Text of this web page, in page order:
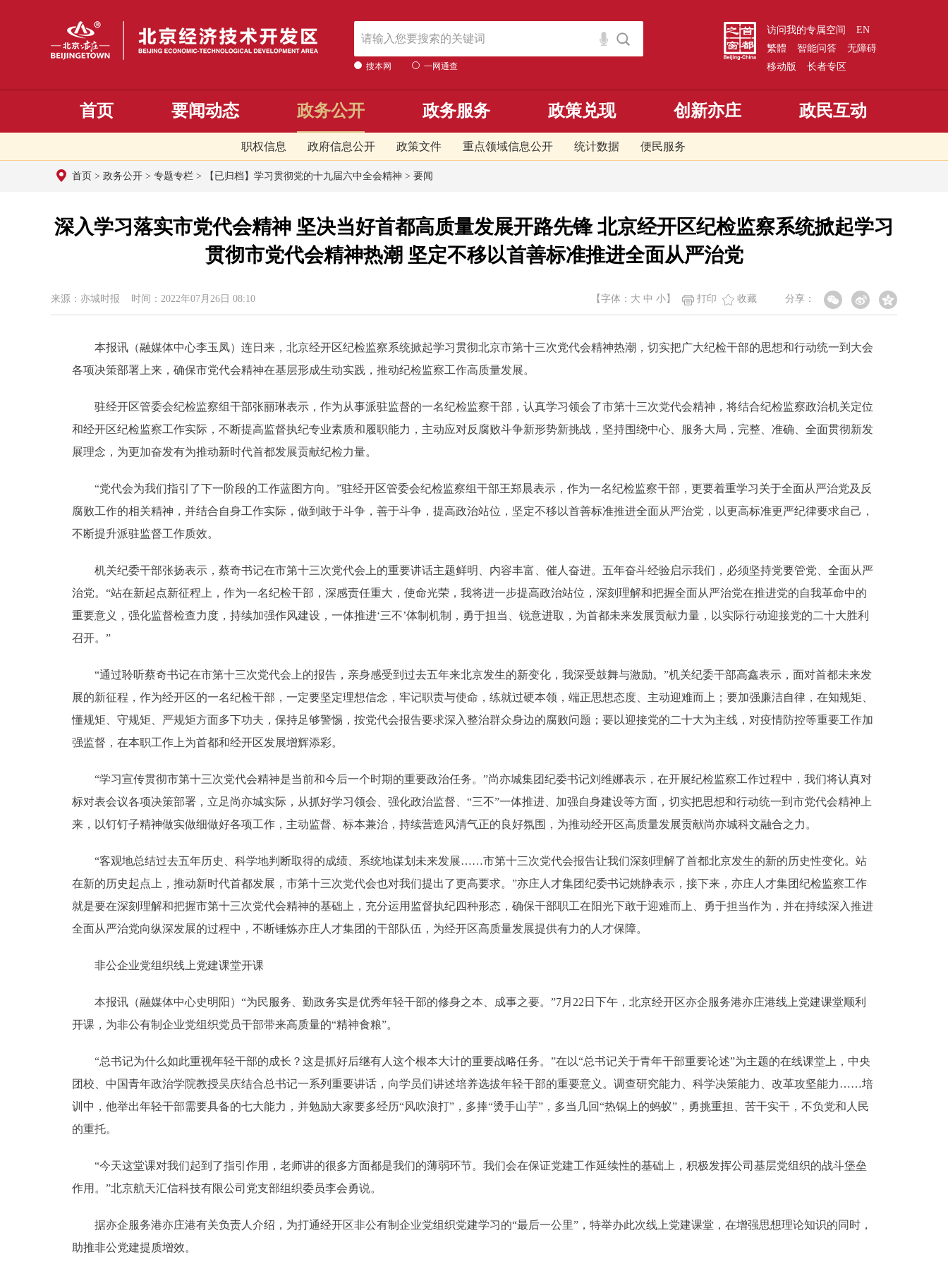
搜本网 一网通查
访问我的专属空间
EN
繁體
智能问答
无障碍
移动版
长者专区
首页 要闻动态 政务公开
职权信息 政府信息公开 政策文件 重点领域信息公开 统计数据 便民服务
政务服务 政策兑现 创新亦庄 政民互动
首页 > 政务公开 > 专题专栏 > 【已归档】学习贯彻党的十九届六中全会精神 > 要闻
深入学习落实市党代会精神 坚决当好首都高质量发展开路先锋 北京经开区纪检监察系统掀起学习
贯彻市党代会精神热潮 坚定不移以首善标准推进全面从严治党
来源：亦城时报 时间：2022年07月26日 08:10 分享：
【字体： 大 中 小 】 打印 收藏
本报讯（融媒体中心李玉凤）连日来，北京经开区纪检监察系统掀起学习贯彻北京市第十三次党代会精神热潮，切实把广大纪检干部的思想和行动统一到大会
各项决策部署上来，确保市党代会精神在基层形成生动实践，推动纪检监察工作高质量发展。
驻经开区管委会纪检监察组干部张丽琳表示，作为从事派驻监督的一名纪检监察干部，认真学习领会了市第十三次党代会精神，将结合纪检监察政治机关定位
和经开区纪检监察工作实际，不断提高监督执纪专业素质和履职能力，主动应对反腐败斗争新形势新挑战，坚持围绕中心、服务大局，完整、准确、全面贯彻新发
展理念，为更加奋发有为推动新时代首都发展贡献纪检力量。
“党代会为我们指引了下一阶段的工作蓝图方向。”驻经开区管委会纪检监察组干部王郑晨表示，作为一名纪检监察干部，更要着重学习关于全面从严治党及反
腐败工作的相关精神，并结合自身工作实际，做到敢于斗争，善于斗争，提高政治站位，坚定不移以首善标准推进全面从严治党，以更高标准更严纪律要求自己，
不断提升派驻监督工作质效。
机关纪委干部张扬表示，蔡奇书记在市第十三次党代会上的重要讲话主题鲜明、内容丰富、催人奋进。五年奋斗经验启示我们，必须坚持党要管党、全面从严
治党。“站在新起点新征程上，作为一名纪检干部，深感责任重大，使命光荣，我将进一步提高政治站位，深刻理解和把握全面从严治党在推进党的自我革命中的
重要意义，强化监督检查力度，持续加强作风建设，一体推进‘三不’体制机制，勇于担当、锐意进取，为首都未来发展贡献力量，以实际行动迎接党的二十大胜利
召开。”
“通过聆听蔡奇书记在市第十三次党代会上的报告，亲身感受到过去五年来北京发生的新变化，我深受鼓舞与激励。”机关纪委干部高鑫表示，面对首都未来发
展的新征程，作为经开区的一名纪检干部，一定要坚定理想信念，牢记职责与使命，练就过硬本领，端正思想态度、主动迎难而上；要加强廉洁自律，在知规矩、
懂规矩、守规矩、严规矩方面多下功夫，保持足够警惕，按党代会报告要求深入整治群众身边的腐败问题；要以迎接党的二十大为主线，对疫情防控等重要工作加
强监督，在本职工作上为首都和经开区发展增辉添彩。
“学习宣传贯彻市第十三次党代会精神是当前和今后一个时期的重要政治任务。”尚亦城集团纪委书记刘维娜表示，在开展纪检监察工作过程中，我们将认真对
标对表会议各项决策部署，立足尚亦城实际，从抓好学习领会、强化政治监督、“三不”一体推进、加强自身建设等方面，切实把思想和行动统一到市党代会精神上
来，以钉钉子精神做实做细做好各项工作，主动监督、标本兼治，持续营造风清气正的良好氛围，为推动经开区高质量发展贡献尚亦城科文融合之力。
“客观地总结过去五年历史、科学地判断取得的成绩、系统地谋划未来发展……市第十三次党代会报告让我们深刻理解了首都北京发生的新的历史性变化。站
在新的历史起点上，推动新时代首都发展，市第十三次党代会也对我们提出了更高要求。”亦庄人才集团纪委书记姚静表示，接下来，亦庄人才集团纪检监察工作
就是要在深刻理解和把握市第十三次党代会精神的基础上，充分运用监督执纪四种形态，确保干部职工在阳光下敢于迎难而上、勇于担当作为，并在持续深入推进
全面从严治党向纵深发展的过程中，不断锤炼亦庄人才集团的干部队伍，为经开区高质量发展提供有力的人才保障。
非公企业党组织线上党建课堂开课
本报讯（融媒体中心史明阳）“为民服务、勤政务实是优秀年轻干部的修身之本、成事之要。”7月22日下午，北京经开区亦企服务港亦庄港线上党建课堂顺利
开课，为非公有制企业党组织党员干部带来高质量的“精神食粮”。
“总书记为什么如此重视年轻干部的成长？这是抓好后继有人这个根本大计的重要战略任务。”在以“总书记关于青年干部重要论述”为主题的在线课堂上，中央
团校、中国青年政治学院教授吴庆结合总书记一系列重要讲话，向学员们讲述培养选拔年轻干部的重要意义。调查研究能力、科学决策能力、改革攻坚能力……培
训中，他举出年轻干部需要具备的七大能力，并勉励大家要多经历“风吹浪打”，多捧“烫手山芋”，多当几回“热锅上的蚂蚁”，勇挑重担、苦干实干，不负党和人民
的重托。
“今天这堂课对我们起到了指引作用，老师讲的很多方面都是我们的薄弱环节。我们会在保证党建工作延续性的基础上，积极发挥公司基层党组织的战斗堡垒
作用。”北京航天汇信科技有限公司党支部组织委员李会勇说。
据亦企服务港亦庄港有关负责人介绍，为打通经开区非公有制企业党组织党建学习的“最后一公里”，特举办此次线上党建课堂，在增强思想理论知识的同时，
助推非公党建提质增效。